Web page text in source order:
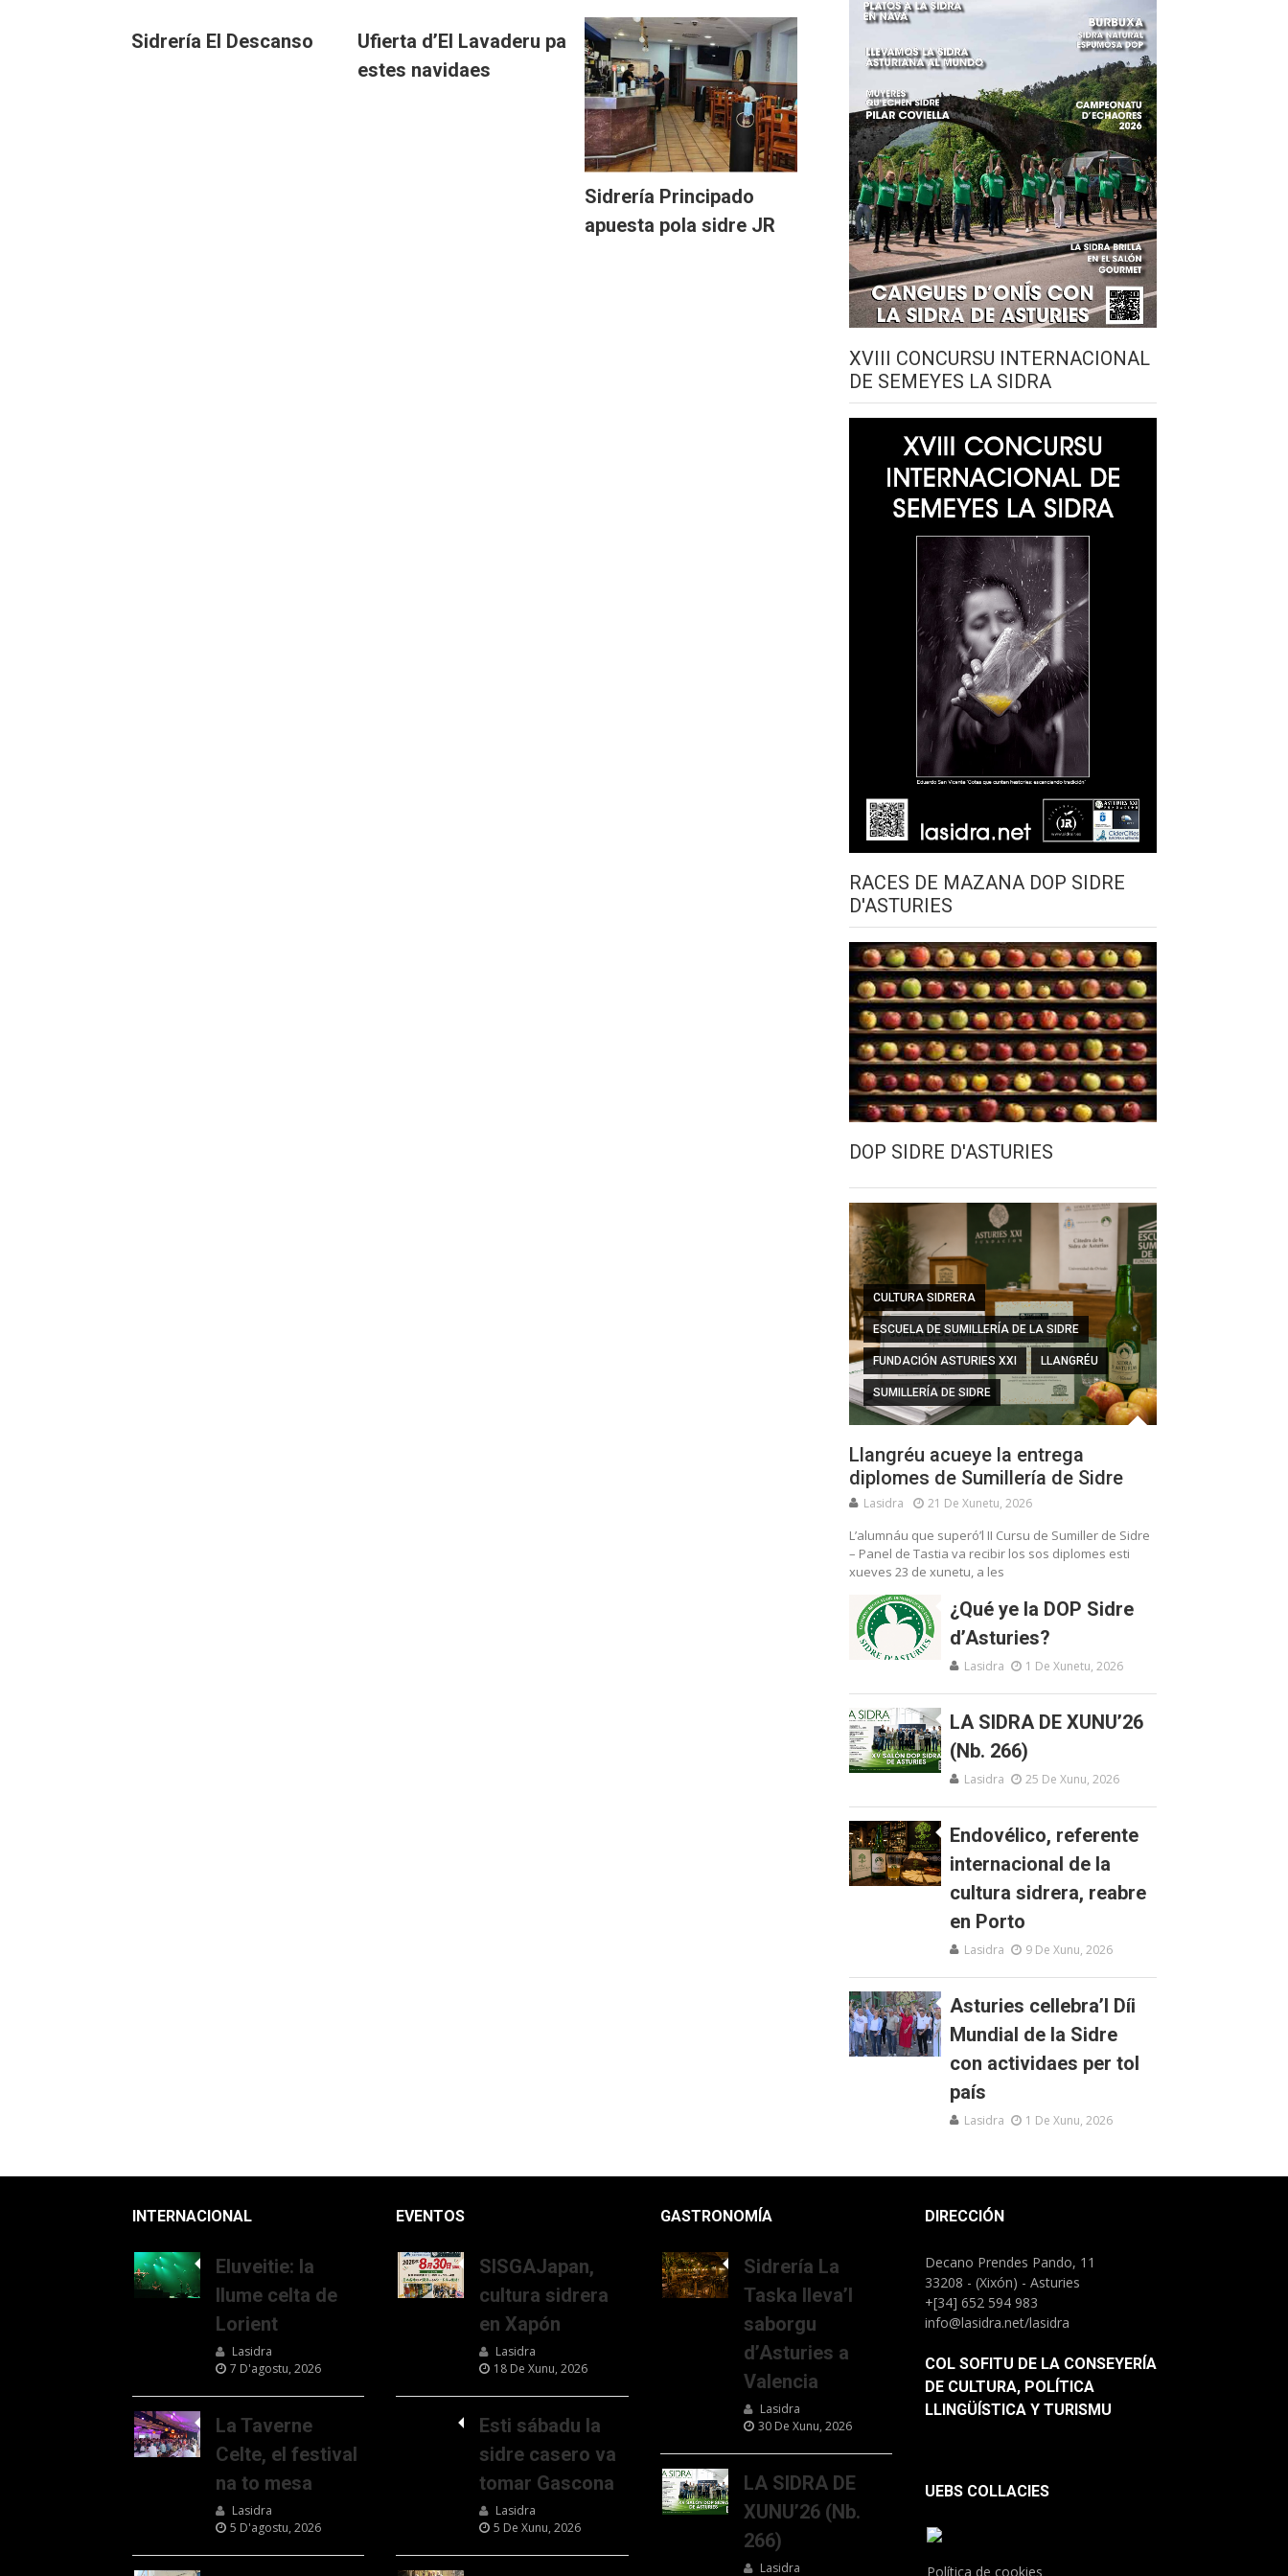
Sidrería El Descanso
Ufierta d’El Lavaderu pa
estes navidaes
Sidrería Principado
apuesta pola sidre JR
XVIII CONCURSU INTERNACIONAL
DE SEMEYES LA SIDRA
RACES DE MAZANA DOP SIDRE
D'ASTURIES
DOP SIDRE D'ASTURIES
CULTURA SIDRERA
ESCUELA DE SUMILLERÍA DE LA SIDRE
FUNDACIÓN ASTURIES XXI LLANGRÉU
SUMILLERÍA DE SIDRE
Llangréu acueye la entrega
diplomes de Sumillería de Sidre
Lasidra 21 De Xunetu, 2026
L’alumnáu que superó’l II Cursu de Sumiller de Sidre
– Panel de Tastia va recibir los sos diplomes esti
xueves 23 de xunetu, a les
¿Qué ye la DOP Sidre
d’Asturies?
Lasidra 1 De Xunetu, 2026
LA SIDRA DE XUNU’26
(Nb. 266)
Lasidra 25 De Xunu, 2026
Endovélico, referente
internacional de la
cultura sidrera, reabre
en Porto
Lasidra 9 De Xunu, 2026
Asturies cellebra’l Díi
Mundial de la Sidre
con actividaes per tol
país
Lasidra 1 De Xunu, 2026
INTERNACIONAL
Eluveitie: la
llume celta de
Lorient
Lasidra
7 D'agostu, 2026
La Taverne
Celte, el festival
na to mesa
Lasidra
5 D'agostu, 2026
EVENTOS
SISGAJapan,
cultura sidrera
en Xapón
Lasidra
18 De Xunu, 2026
Esti sábadu la
sidre casero va
tomar Gascona
Lasidra
5 De Xunu, 2026
GASTRONOMÍA
Sidrería La
Taska lleva’l
saborgu
d’Asturies a
Valencia
Lasidra
30 De Xunu, 2026
LA SIDRA DE
XUNU’26 (Nb.
266)
Lasidra
DIRECCIÓN
Decano Prendes Pando, 11
33208 - (Xixón) - Asturies
+[34] 652 594 983
info@lasidra.net/lasidra
COL SOFITU DE LA CONSEYERÍA
DE CULTURA, POLÍTICA
LLINGÜÍSTICA Y TURISMU
UEBS COLLACIES
Política de cookies